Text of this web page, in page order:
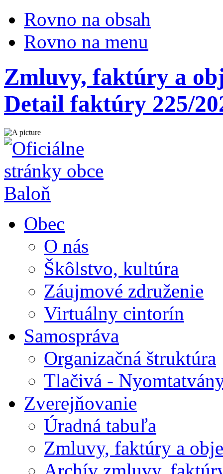
Rovno na obsah
Rovno na menu
Zmluvy, faktúry a
Detail faktúry 225/
Obec
O nás
Škôlstvo, kultúra
Záujmové združenie
Virtuálny cintorín
Samospráva
Organizačná štruktúra
Tlačivá -
Zverejňovanie
Úradná tabuľa
Zmluvy, faktúry a